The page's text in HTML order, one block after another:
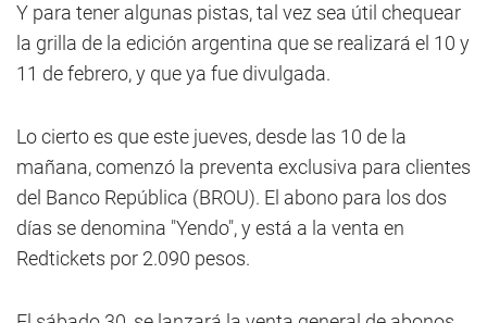
Y para tener algunas pistas, tal vez sea útil chequear
la grilla de la edición argentina que se realizará el 10 y
11 de febrero, y que ya fue divulgada.
Lo cierto es que este jueves, desde las 10 de la
mañana, comenzó la preventa exclusiva para clientes
del Banco República (BROU). El abono para los dos
días se denomina "Yendo", y está a la venta en
Redtickets por 2.090 pesos.